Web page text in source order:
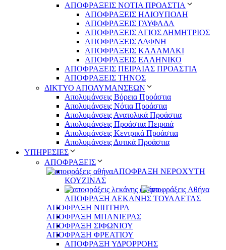
ΑΠΟΦΡΑΞΕΙΣ ΝΟΤΙΑ ΠΡΟΑΣΤΙΑ
ΑΠΟΦΡΑΞΕΙΣ ΗΛΙΟΥΠΟΛΗ
ΑΠΟΦΡΑΞΕΙΣ ΓΛΥΦΑΔΑ
ΑΠΟΦΡΑΞΕΙΣ ΑΓΙΟΣ ΔΗΜΗΤΡΙΟΣ
ΑΠΟΦΡΑΞΕΙΣ ΔΑΦΝΗ
ΑΠΟΦΡΑΞΕΙΣ ΚΑΛΑΜΑΚΙ
ΑΠΟΦΡΑΞΕΙΣ ΕΛΛΗΝΙΚΟ
ΑΠΟΦΡΑΞΕΙΣ ΠΕΙΡΑΙΑΣ ΠΡΟΑΣΤΙΑ
ΑΠΟΦΡΑΞΕΙΣ ΤΗΝΟΣ
ΔΙΚΤΥΟ ΑΠΟΛΥΜΑΝΣΕΩΝ
Απολυμάνσεις Βόρεια Προάστια
Απολυμάνσεις Νότια Προάστια
Απολυμάνσεις Ανατολικά Προάστια
Απολυμάνσεις Προάστια Πειραιά
Απολυμάνσεις Κεντρικά Προάστια
Απολυμάνσεις Δυτικά Προάστια
ΥΠΗΡΕΣΙΕΣ
ΑΠΟΦΡΑΞΕΙΣ
ΑΠΟΦΡΑΞΗ ΝΕΡΟΧΥΤΗ
ΚΟΥΖΙΝΑΣ
ΑΠΟΦΡΑΞΗ ΛΕΚΑΝΗΣ ΤΟΥΑΛΕΤΑΣ
ΑΠΟΦΡΑΞΗ ΝΙΠΤΗΡΑ
ΑΠΟΦΡΑΞΗ ΜΠΑΝΙΕΡΑΣ
ΑΠΟΦΡΑΞΗ ΣΙΦΩΝΙΟΥ
ΑΠΟΦΡΑΞΗ ΦΡΕΑΤΙΟΥ
ΑΠΟΦΡΑΞΗ ΥΔΡΟΡΡΟΗΣ